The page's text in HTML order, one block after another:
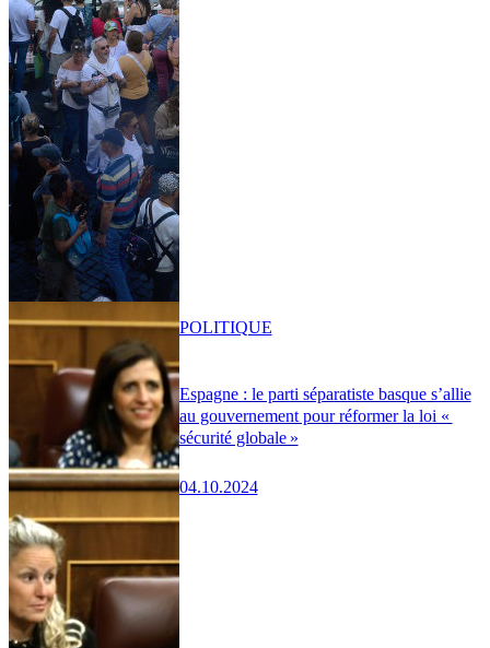
Espagne : le parti séparatiste basque s’allie
au gouvernement pour réformer la loi «
sécurité globale »
04.10.2024
POLITIQUE